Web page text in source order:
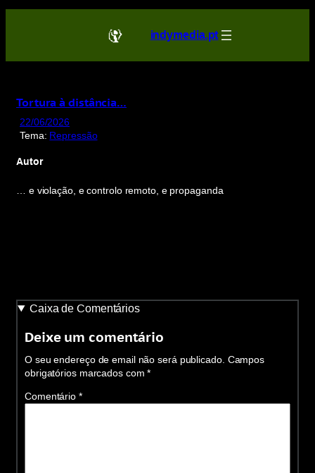
Saltar
conteúdo
indymedia.pt
Tortura à distância…
22/06/2026
Tema: Repressão
Autor
… e violação, e controlo remoto, e propaganda
Caixa de Comentários
Deixe um comentário
O seu endereço de email não será publicado. Campos
obrigatórios marcados com*
Comentário *